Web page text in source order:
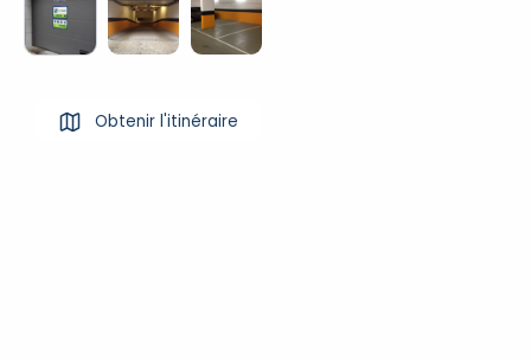
Obtenir l'itinéraire